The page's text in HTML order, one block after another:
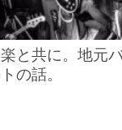
と共に。地元
の話。